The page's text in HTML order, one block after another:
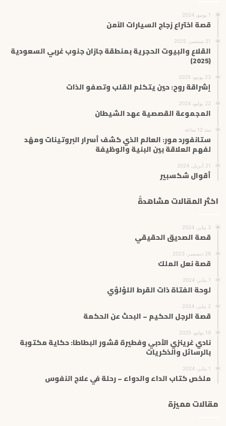
1 يونيو، 2024
قصة اختراع زجاج السيارات الآمن
21 سبتمبر، 2025
القلاع والبيوت الحجرية بمنطقة جازان جنوب غربي السعودية
(2025)
23 يونيو، 2025
إشراقة روح: حين يتكلم القلب وتصفو الذات
22 يوليو، 2024
المجموعة القصصية عهد الشيطان
منذ 12 ساعة
ستانفورد مور: العالم الذي كشف أسرار البروتينات ومهّد
لفهم العلاقة بين البنية والوظيفة
21 أبريل، 2024
أقوال شكسبير
اكثر المقالات مشاهدةً
3 يناير، 2024
قصة الصديق الحقيقي
29 ديسمبر، 2023
قصة نعل الملك
1 يناير، 2024
لوحة الفتاة ذات القرط اللؤلؤي
2 يناير، 2024
قصة الرجل الحكيم – البحث عن الحكمة
19 يوليو، 2025
نادي غرينزي الأدبي وفطيرة قشور البطاطا: حكاية مكتوبة
بالرسائل والذكريات
1 يناير، 2024
ملخص كتاب الداء والدواء – رحلة في علاج النفوس
مقالات مميزة